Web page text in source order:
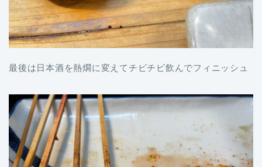
最後は日本酒を熱燗に変えてチビチビ飲んでフィニッシュ